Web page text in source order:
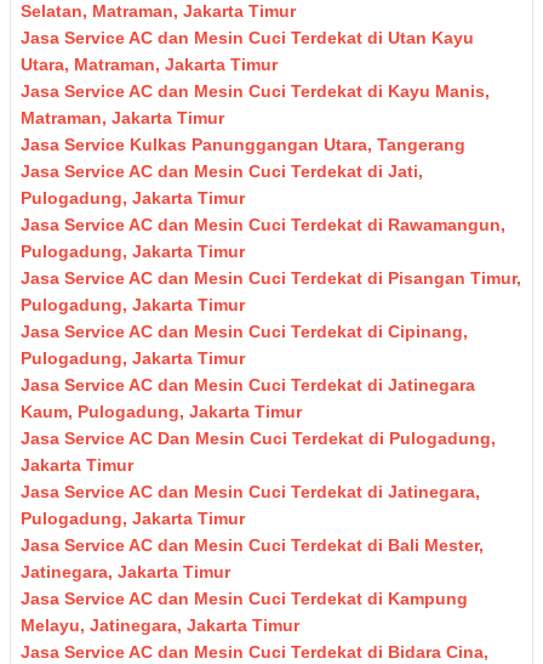
Selatan, Matraman, Jakarta Timur
Jasa Service AC dan Mesin Cuci Terdekat di Utan Kayu
Utara, Matraman, Jakarta Timur
Jasa Service AC dan Mesin Cuci Terdekat di Kayu Manis,
Matraman, Jakarta Timur
Jasa Service Kulkas Panunggangan Utara, Tangerang
Jasa Service AC dan Mesin Cuci Terdekat di Jati,
Pulogadung, Jakarta Timur
Jasa Service AC dan Mesin Cuci Terdekat di Rawamangun,
Pulogadung, Jakarta Timur
Jasa Service AC dan Mesin Cuci Terdekat di Pisangan Timur,
Pulogadung, Jakarta Timur
Jasa Service AC dan Mesin Cuci Terdekat di Cipinang,
Pulogadung, Jakarta Timur
Jasa Service AC dan Mesin Cuci Terdekat di Jatinegara
Kaum, Pulogadung, Jakarta Timur
Jasa Service AC Dan Mesin Cuci Terdekat di Pulogadung,
Jakarta Timur
Jasa Service AC dan Mesin Cuci Terdekat di Jatinegara,
Pulogadung, Jakarta Timur
Jasa Service AC dan Mesin Cuci Terdekat di Bali Mester,
Jatinegara, Jakarta Timur
Jasa Service AC dan Mesin Cuci Terdekat di Kampung
Melayu, Jatinegara, Jakarta Timur
Jasa Service AC dan Mesin Cuci Terdekat di Bidara Cina,